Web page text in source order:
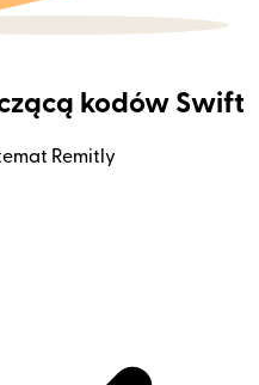
kodów Swift
Remitly